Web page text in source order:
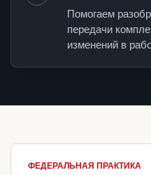
Помогаем
передачи
изменений в
ФЕДЕРАЛЬНАЯ ПРАКТИКА